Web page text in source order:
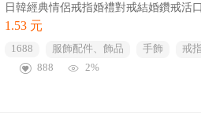
日韓經典情侶戒指婚禮對戒結婚鑽戒活
1.53 元
1688 服飾配件、飾品 手飾 戒指
888
2%